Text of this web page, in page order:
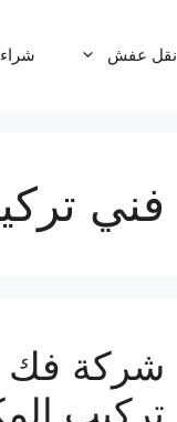
نقل عفش
فني
شركة فك